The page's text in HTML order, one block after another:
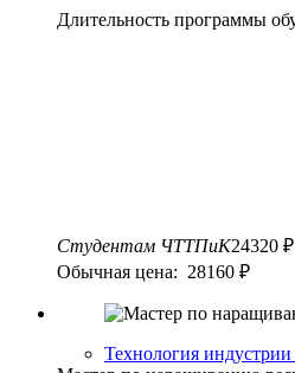
Длительность программы
Студентам ЧТТПиК24320 ₽
Обычная цена: 28160 ₽
Технология